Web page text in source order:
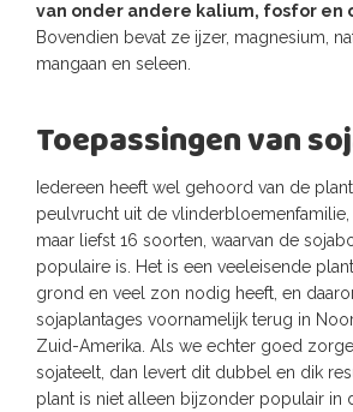
van onder andere kalium, fosfor en
Bovendien bevat ze ijzer, magnesium,
mangaan en seleen.
Toepassingen van
Iedereen heeft wel gehoord van de
peulvrucht uit de
maar liefst 16 soorten, waarvan de
populaire is. Het is een veeleisende
grond en veel zon nodig heeft, en
sojaplantages voornamelijk terug in
Zuid-Amerika. Als we echter goed
sojateelt, dan levert dit dubbel en dik
plant is niet alleen bijzonder populair in